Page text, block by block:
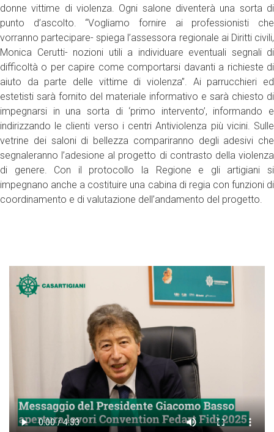
donne vittime di violenza. Ogni salone diventerà una sorta di
punto d’ascolto. “Vogliamo fornire ai professionisti che
vorranno partecipare- spiega l’assessora regionale ai Diritti civili,
Monica Cerutti- nozioni utili a individuare eventuali segnali di
difficoltà o per capire come comportarsi davanti a richieste di
aiuto da parte delle vittime di violenza”. Ai parrucchieri ed
estetisti sarà fornito del materiale informativo e sarà chiesto di
impegnarsi in una sorta di ‘primo intervento’, informando e
indirizzando le clienti verso i centri Antiviolenza più vicini. Sulle
vetrine dei saloni di bellezza compariranno degli adesivi che
segnaleranno l’adesione al progetto di contrasto della violenza
di genere. Con il protocollo la Regione e gli artigiani si
impegnano anche a costituire una cabina di regia con funzioni di
coordinamento e di valutazione dell’andamento del progetto.